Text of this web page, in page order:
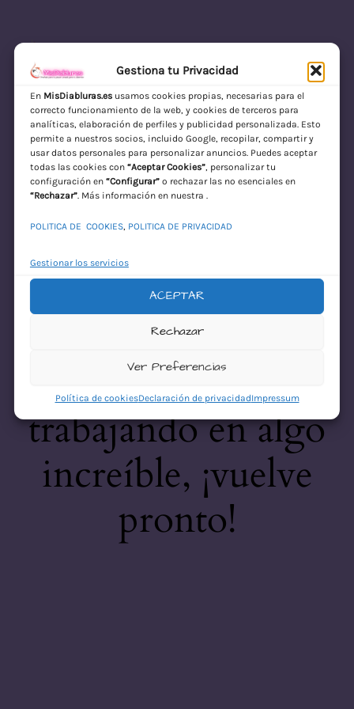
Gestiona tu Privacidad
En MisDiabluras.esusamos cookies propias, necesarias para el
correcto funcionamiento de la web, y cookies de terceros para
analíticas, elaboración de perfiles y publicidad personalizada. Esto
permite a nuestros socios, incluido Google, recopilar, compartir y
usar datos personales para personalizar anuncios. Puedes aceptar
todas las cookies con “Aceptar Cookies”, personalizar tu
configuración en “Configurar”o rechazar las no esenciales en
“Rechazar”. Más información en nuestra .
POLITICA DE COOKIES, POLITICA DE PRIVACIDAD
Gestionar los servicios
ACEPTAR
Rechazar
Ver Preferencias
Política de cookiesDeclaración de privacidadImpressum
MisDiabluras | Sexshop Online con Envío
Discreto en España
Acceder
¡Disculpa este
desastre! Estamos
trabajando en algo
increíble, ¡vuelve
pronto!